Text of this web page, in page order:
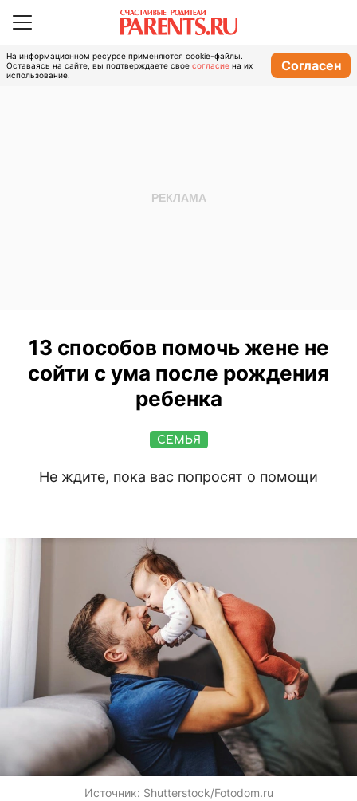
На информационном ресурсе применяются cookie-файлы.
Оставаясь на сайте, вы подтверждаете свое согласие на их
использование.
Согласен
13 способов помочь жене не
сойти с ума после рождения
ребенка
СЕМЬЯ
Не ждите, пока вас попросят о помощи
Источник: Shutterstock/Fotodom.ru